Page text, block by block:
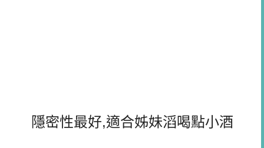
隱密性最好,適合姊妹滔喝點小酒